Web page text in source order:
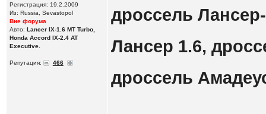
Регистрация: 19.2.2009
Из: Russia, Sevastopol
Вне форума
Авто: Lancer IX-1.6 MT Turbo,
Honda Accord IX-2.4 AT
Executive.
Репутация: 466
дроссель
Лансер 1.6,
дроссель